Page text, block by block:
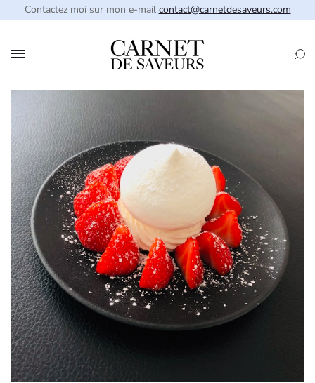
Contactez moi sur mon e-mail contact@carnetdesaveurs.com